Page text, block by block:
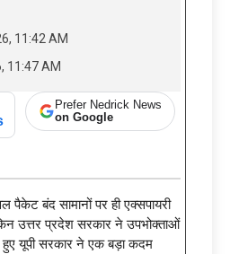
11:42 AM
11:47 AM
Prefer Nedrick News
on Google
बंद सामानों पर ही एक्सपायरी
उत्तर प्रदेश सरकार ने उपभोक्ताओं
हुए यूपी सरकार ने एक बड़ा कदम